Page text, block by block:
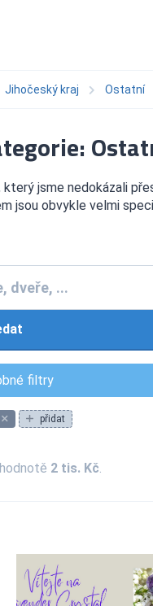
Jihočeský kraj Ostatní
jsme nedokázali
jsou obvykle velmi
filtry
přidat
2 tis. Kč.